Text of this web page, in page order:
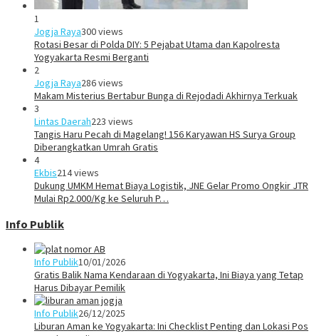
1
Jogja Raya300 views
Rotasi Besar di Polda DIY: 5 Pejabat Utama dan Kapolresta
Yogyakarta Resmi Berganti
2
Jogja Raya286 views
Makam Misterius Bertabur Bunga di Rejodadi Akhirnya Terkuak
3
Lintas Daerah223 views
Tangis Haru Pecah di Magelang! 156 Karyawan HS Surya Group
Diberangkatkan Umrah Gratis
4
Ekbis214 views
Dukung UMKM Hemat Biaya Logistik, JNE Gelar Promo Ongkir JTR
Mulai Rp2.000/Kg ke Seluruh P…
Info Publik
Info Publik10/01/2026
Gratis Balik Nama Kendaraan di Yogyakarta, Ini Biaya yang Tetap
Harus Dibayar Pemilik
Info Publik26/12/2025
Liburan Aman ke Yogyakarta: Ini Checklist Penting dan Lokasi Pos